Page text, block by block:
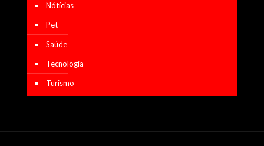
Nótícias
Pet
Saúde
Tecnologia
Turismo